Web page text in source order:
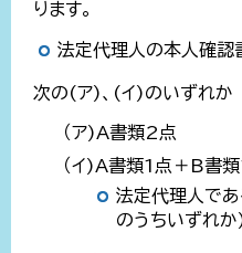
ります。
法定代理人の本人確認
次の(ア)、(イ)のいずれか
（ア)A書類2点
（イ)A書類1点＋B書
法定代理人で
のうちいずれか